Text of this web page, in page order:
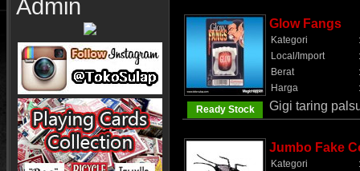
Admin
Ready Stock
Glow Fangs
Kategori
:
Local/Import
:
Berat
:
Harga
:
Gigi taring
Jumbo Fake
Kategori
: